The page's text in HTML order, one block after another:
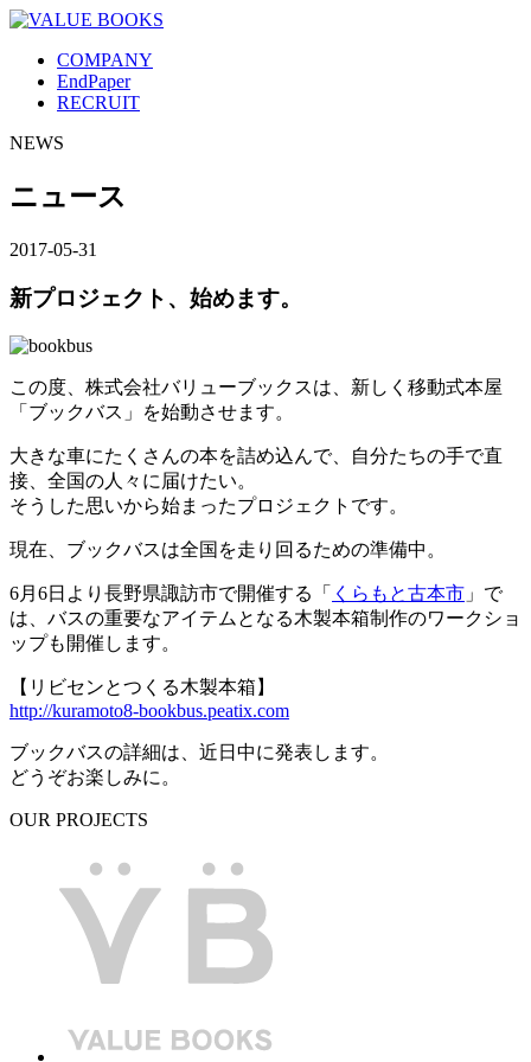
COMPANY
EndPaper
RECRUIT
NEWS
ニュース
2017-05-31
新プロジェクト、始めます。
この度、株式会社バリューブックスは、新しく移動式本屋
「ブックバス」を始動させます。
大きな車にたくさんの本を詰め込んで、自分たちの手で直
接、全国の人々に届けたい。
そうした思いから始まったプロジェクトです。
現在、ブックバスは全国を走り回るための準備中。
6月6日より長野県諏訪市で開催する「 くらもと古本市 」で
は、バスの重要なアイテムとなる木製本箱制作のワークショ
ップも開催します。
【リビセンとつくる木製本箱】
http://kuramoto8-bookbus.peatix.com
ブックバスの詳細は、近日中に発表します。
どうぞお楽しみに。
OUR PROJECTS